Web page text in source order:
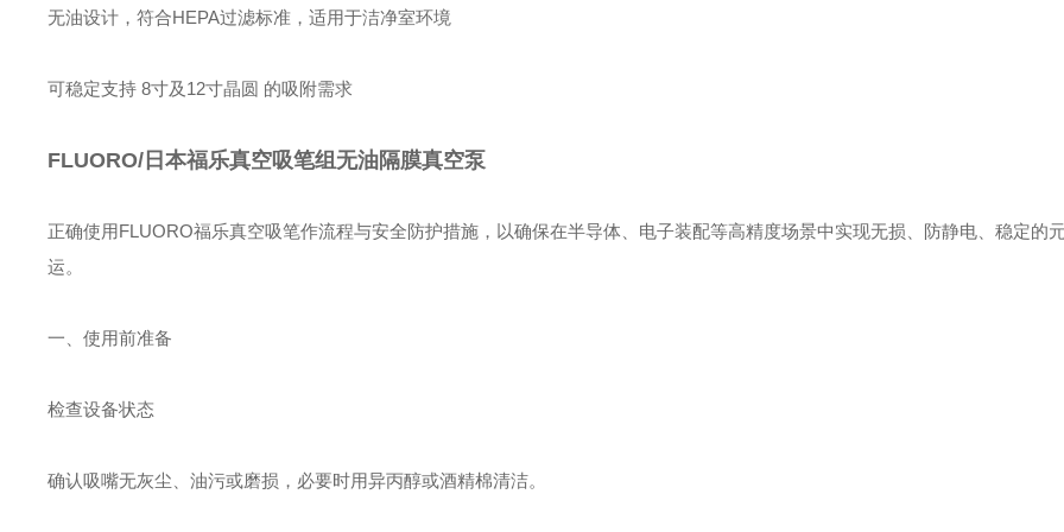
无油设计，符合HEPA过滤标准，适用于洁净室环境
可稳定支持 ‌8寸及12寸晶圆‌ 的吸附需求
FLUORO/日本福乐真空吸笔组无油隔膜真空泵
正确使用FLUORO福乐真空吸笔作流程与安全防护措施，以确保在半导体、电子装配等高精度场景中实现无损、防静电、稳定的
运。
一、使用前准备
‌检查设备状态‌
确认吸嘴无灰尘、油污或磨损，必要时用‌异丙醇或酒精棉清洁。